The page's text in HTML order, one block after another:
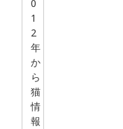
0
1
2
年
か
ら
猫
情
報